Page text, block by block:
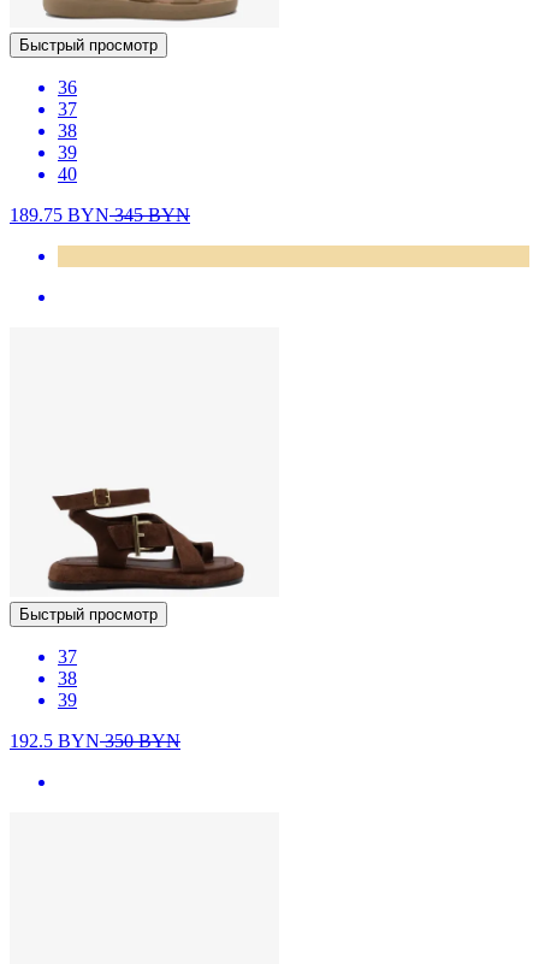
Быстрый просмотр
36
37
38
39
40
189.75 BYN345BYN
Быстрый просмотр
37
38
39
192.5 BYN350BYN